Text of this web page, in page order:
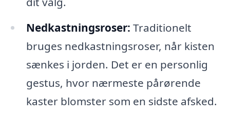
Nedkastningsroser: Traditionelt
bruges nedkastningsroser, når kisten
sænkes i jorden. Det er en personlig
gestus, hvor nærmeste pårørende
kaster blomster som en sidste afsked.